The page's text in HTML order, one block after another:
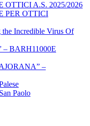
A.S. 2025/2026
PER OTTICI
Incredible Virus Of
– BARH11000E
–
Paolo